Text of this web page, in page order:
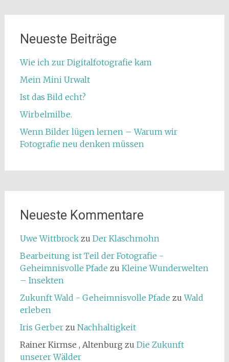
Neueste Beiträge
Wie ich zur Digitalfotografie kam
Mein Mini Urwalt
Ist das Bild echt?
Wirbelmilbe.
Wenn Bilder lügen lernen – Warum wir
Fotografie neu denken müssen
Neueste Kommentare
Uwe Wittbrockzu Der Klaschmohn
Bearbeitung ist Teil der Fotografie -
Geheimnisvolle Pfade zu Kleine Wunderwelten
– Insekten
Zukunft Wald - Geheimnisvolle Pfade zuWald
erleben
Iris Gerberzu Nachhaltigkeit
Rainer Kirmse , Altenburg zu Die Zukunft
unserer Wälder